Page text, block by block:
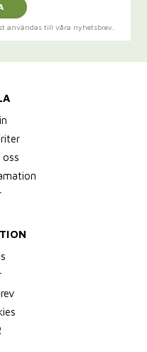
användas till våra nyhetsbrev.